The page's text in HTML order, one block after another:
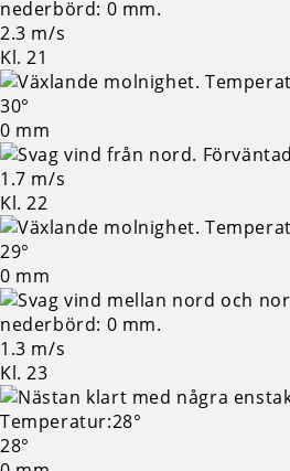
2.3 m/s
Kl. 21
30°
0 mm
1.7 m/s
Kl. 22
29°
0 mm
1.3 m/s
Kl. 23
28°